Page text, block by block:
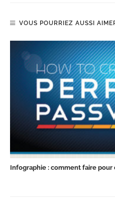
VOUS POURRIEZ AUSSI
Infographie : comment faire pour